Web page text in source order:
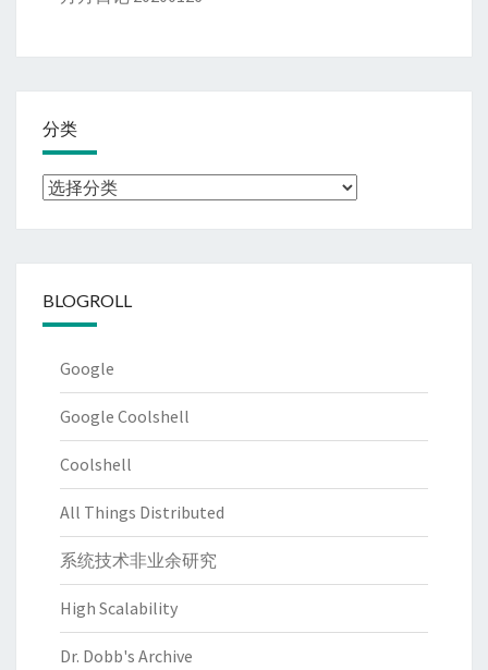
分类
分
BLOGROLL
Google
Google Coolshell
Coolshell
All Things Distributed
系统技术非业余研究
High Scalability
Dr. Dobb's Archive